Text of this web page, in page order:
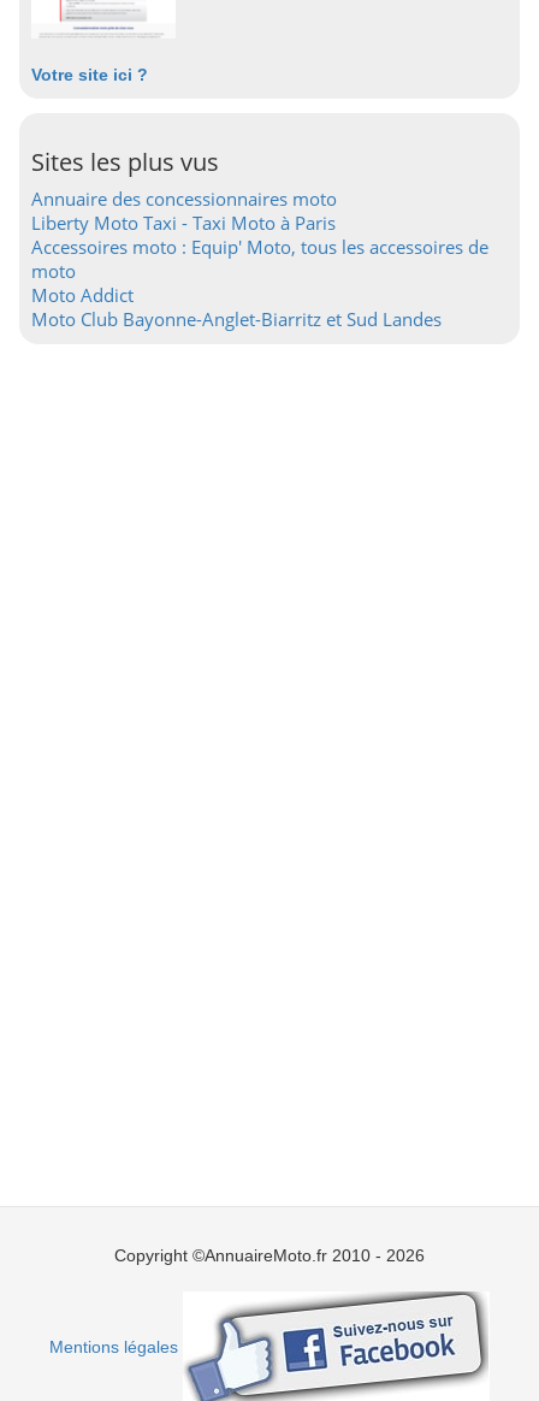
Votre site ici ?
Sites les plus vus
Annuaire des concessionnaires moto
Liberty Moto Taxi - Taxi Moto à Paris
Accessoires moto : Equip' Moto, tous les accessoires de
moto
Moto Addict
Moto Club Bayonne-Anglet-Biarritz et Sud Landes
Copyright ©AnnuaireMoto.fr 2010 - 2026
Mentions légales